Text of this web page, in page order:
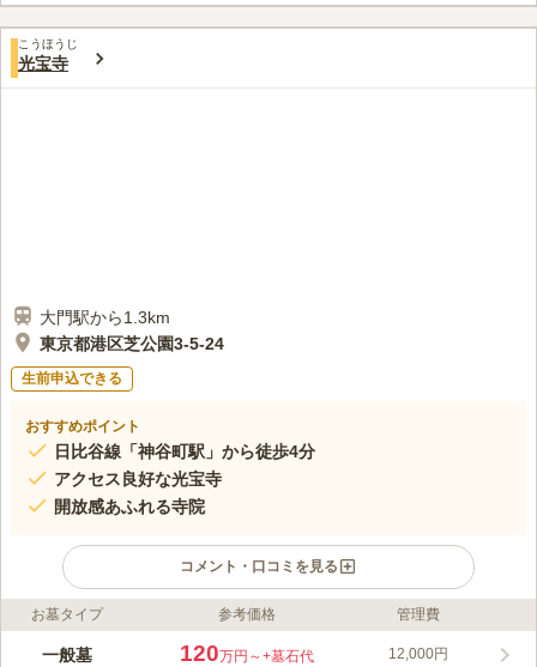
口コミ評価
みんなの評価
こうほうじ
光宝寺
大門駅から1.3km
東京都港区芝公園3-5-24
生前申込できる
おすすめポイント
日比谷線「神谷町駅」から徒歩4分
アクセス良好な光宝寺
開放感あふれる寺院
コメント・口コミを見る
ライフドット編集部のコメント
光宝寺は、白容伝清大和尚が開山となり、天翁秀雪和尚の開基に
お墓タイプ 参考価格 管理費
一般墓 120万円～+墓石代 12,000円